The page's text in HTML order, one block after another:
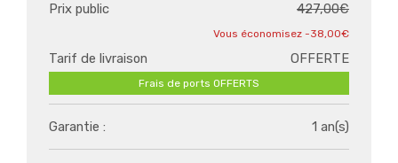
Prix public
427,00€
-38,00€
Tarif de livraison OFFERTE
Frais de ports OFFERTS
Garantie : 1 an(s)